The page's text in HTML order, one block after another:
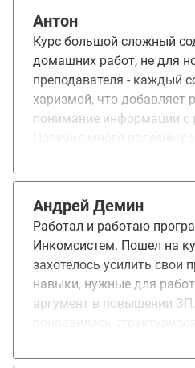
курсы по алгоритмам, но
Антон
Курс большой сложный
домашних работ, не для
преподавателя - каждый
харизмой, что добавляет
понимание информации с
производительность -
находить нестандартные
ситуациях.
Андрей Демин
Работал и работаю
Инкомсистем. Пошел на курс, так как
захотелось усилить свои
навыки, нужные для работы, а
аргумент в повышении ЗП. На обучении
поддержка, сильные